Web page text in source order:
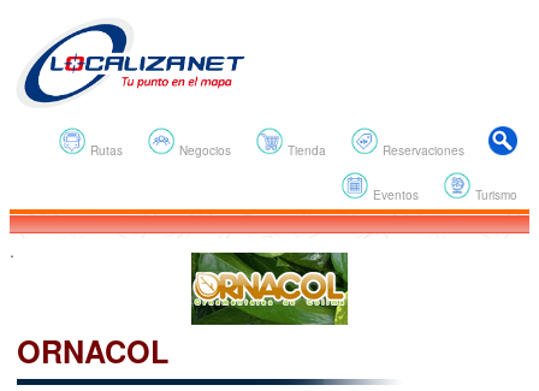
Reservaciones
Tienda
Negocios
Rutas
Turismo
Eventos
.
ORNACOL